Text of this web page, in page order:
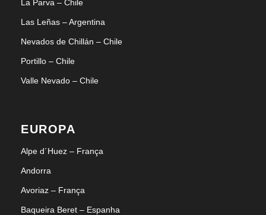
La Parva – Chile
Las Leñas – Argentina
Nevados de Chillán – Chile
Portillo – Chile
Valle Nevado – Chile
EUROPA
Alpe d´Huez – França
Andorra
Avoriaz – França
Baqueira Beret – Espanha